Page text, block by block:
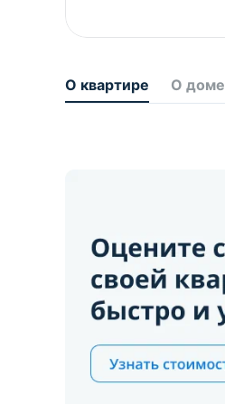
О квартире О доме